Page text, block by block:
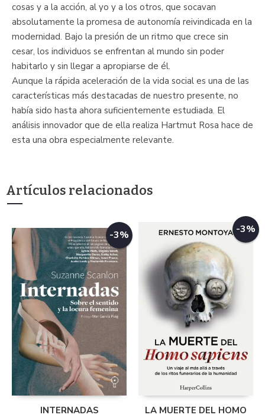
cosas y a la acción, al yo y a los otros, que socavan
absolutamente la promesa de autonomía reivindicada en la
modernidad. Bajo la presión de un ritmo que crece sin
cesar, los individuos se enfrentan al mundo sin poder
habitarlo y sin llegar a apropiarse de él.
Aunque la rápida aceleración de la vida social es una de las
características más destacadas de nuestro presente, no
había sido hasta ahora suficientemente estudiada. El
análisis innovador que de ella realiza Hartmut Rosa hace de
esta una obra especialmente relevante.
Artículos relacionados
-3%
INTERNADAS
-3%
LA MUERTE DEL HOMO